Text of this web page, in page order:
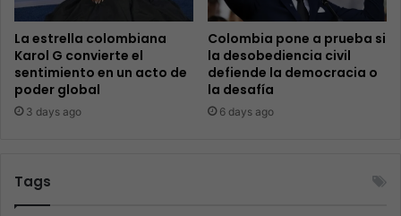
La estrella colombiana
Karol G convierte el
sentimiento en un acto de
poder global
3 days ago
Colombia pone a prueba si
la desobediencia civil
defiende la democracia o
la desafía
6 days ago
Tags